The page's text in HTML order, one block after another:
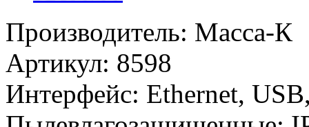
Производитель: Масса-К
Артикул: 8598
Интерфейс: Ethernet,